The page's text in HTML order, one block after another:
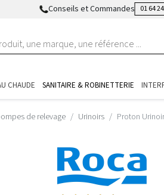
Conseils et Commandes 01 64
CHAUDE SANITAIRE & ROBINETTERIE
de relevage Urinoirs Proton